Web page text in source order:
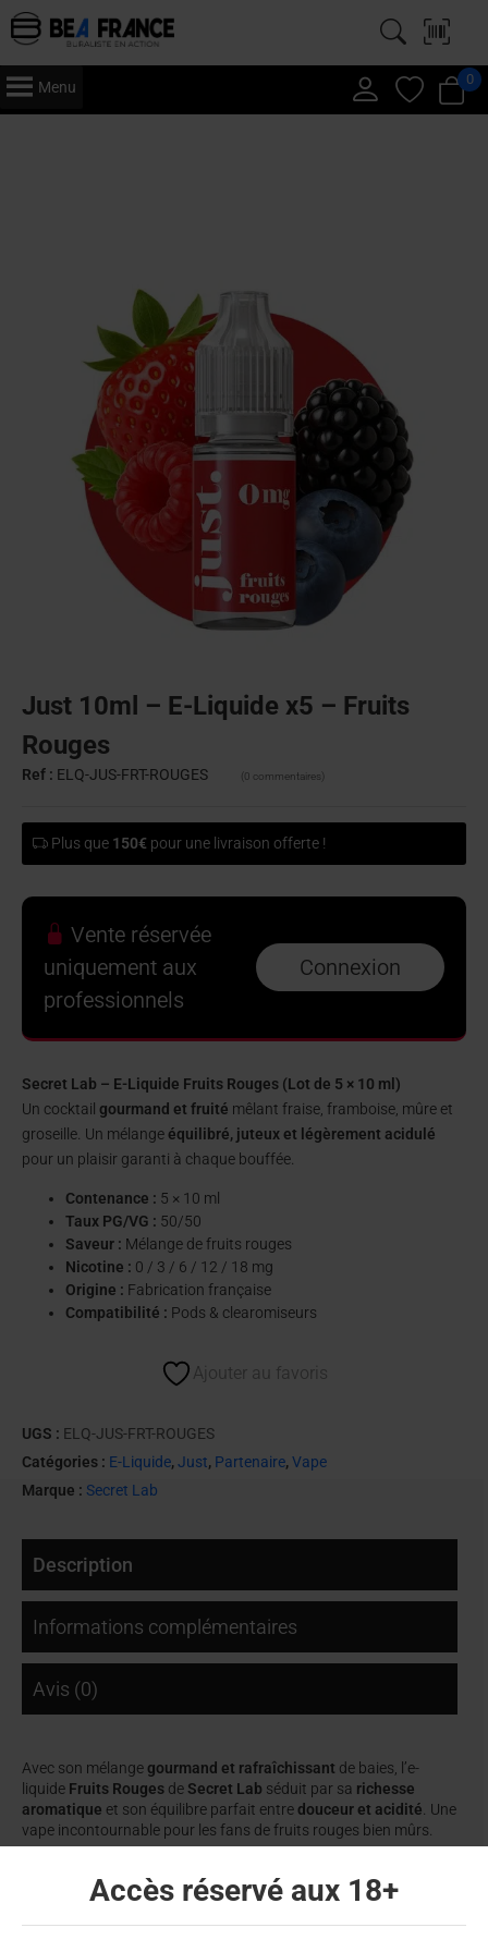
Menu 0
Just 10ml – E-Liquide x5 – Fruits
Rouges
Ref : ELQ-JUS-FRT-ROUGES (0 commentaires)
Plus que 150€ pour une livraison offerte !
Vente réservée
uniquement aux
professionnels
Connexion
Secret Lab – E-Liquide Fruits Rouges (Lot de 5 × 10 ml)
Un cocktail gourmand et fruité mêlant fraise, framboise, mûre et
groseille. Un mélange équilibré, juteux et légèrement acidulé
pour un plaisir garanti à chaque bouffée.
Contenance : 5 × 10 ml
Taux PG/VG : 50/50
Saveur : Mélange de fruits rouges
Nicotine : 0 / 3 / 6 / 12 / 18 mg
Origine : Fabrication française
Compatibilité : Pods & clearomiseurs
Ajouter au favoris
UGS : ELQ-JUS-FRT-ROUGES
Catégories : E-Liquide,Just, Partenaire,Vape
Marque : Secret Lab
Description
Informations complémentaires
Avis (0)
Avec son mélange gourmand et rafraîchissant de baies, l’e-
liquide Fruits Rouges de Secret Lab séduit par sa richesse
aromatique et son équilibre parfait entre douceur et acidité . Une
vape incontournable pour les fans de fruits rouges bien mûrs.
Accès réservé aux 18+